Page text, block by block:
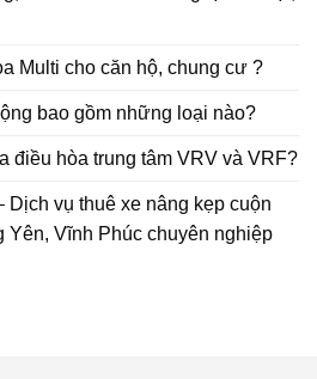
Multi cho căn hộ, chung cư ?
bao gồm những loại nào?
điều hòa trung tâm VRV và VRF?
Dịch vụ thuê xe nâng kẹp cuộn
Yên, Vĩnh Phúc chuyên nghiệp